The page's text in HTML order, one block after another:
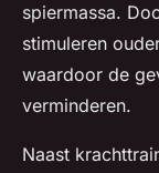
spiermassa.
stimuleren
waardoor de
verminderen.
Naast